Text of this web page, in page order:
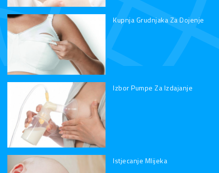
Kupnja Grudnjaka Za Dojenje
Izbor Pumpe Za Izdajanje
Istjecanje Mlijeka